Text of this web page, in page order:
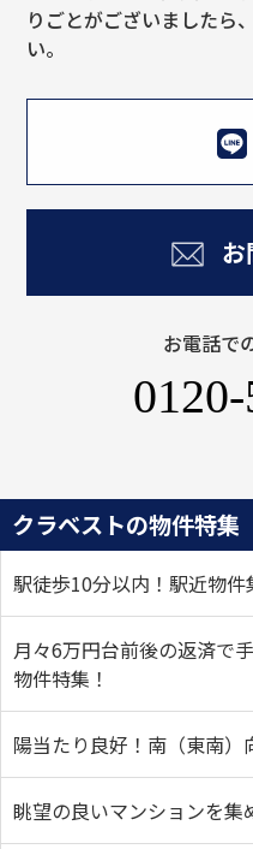
りごとがございましたら
い。
お
お電話で
クラベストの物件特集
駅徒歩10分以内！駅近物件
月々6万円台前後の返済で
物件特集！
陽当たり良好！南（東南）
眺望の良いマンションを集